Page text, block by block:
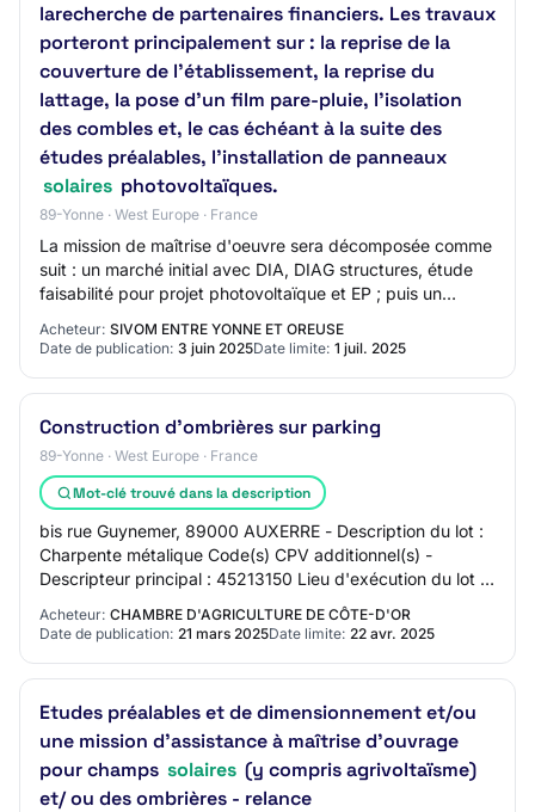
larecherche de partenaires financiers. Les travaux
porteront principalement sur : la reprise de la
couverture de l’établissement, la reprise du
lattage, la pose d’un film pare-pluie, l'isolation
des combles et, le cas échéant à la suite des
études préalables, l'installation de panneaux
solaires photovoltaïques.
89-Yonne · West Europe · France
La mission de maîtrise d'oeuvre sera décomposée comme
suit : un marché initial avec DIA, DIAG structures, étude
faisabilité pour projet photovoltaïque et EP ; puis un
Acheteur: SIVOM ENTRE YONNE ET OREUSE
Date de publication: 3 juin 2025Date limite: 1 juil. 2025
Construction d'ombrières sur parking
89-Yonne · West Europe · France
Mot-clé trouvé dans la description
bis rue Guynemer, 89000 AUXERRE - Description du lot :
Charpente métalique Code(s) CPV additionnel(s) -
Descripteur principal : 45213150 Lieu d'exécution du lot :
14 bis rue Guynemer, 89000 AUXERRE -…
Acheteur: CHAMBRE D'AGRICULTURE DE CÔTE-D'OR
Date de publication: 21 mars 2025Date limite: 22 avr. 2025
Etudes préalables et de dimensionnement et/ou
une mission d'assistance à maîtrise d'ouvrage
pour champs solaires (y compris agrivoltaïsme)
et/ ou des ombrières - relance